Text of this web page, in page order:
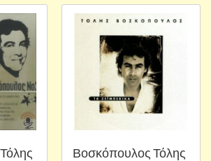
Βοσκόπουλος Τόλης